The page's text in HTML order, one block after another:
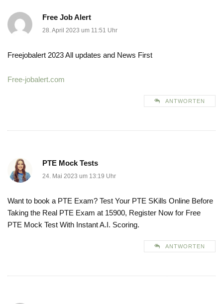
Free Job Alert
28. April 2023 um 11:51 Uhr
Freejobalert 2023 All updates and News First
Free-jobalert.com
ANTWORTEN
PTE Mock Tests
24. Mai 2023 um 13:19 Uhr
Want to book a PTE Exam? Test Your PTE SKills Online Before
Taking the Real PTE Exam at 15900, Register Now for Free
PTE Mock Test With Instant A.I. Scoring.
ANTWORTEN